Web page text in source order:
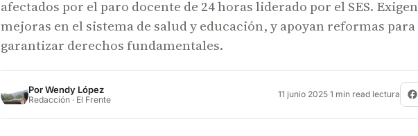
afectados por el paro docente de 24 horas liderado por el SES. Exigen
mejoras en el sistema de salud y educación, y apoyan reformas para
garantizar derechos fundamentales.
PorWendy López
Redacción · El Frente 11 junio 2025·1 min read lectura